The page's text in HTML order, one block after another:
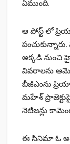
ఏముంది.
ఆ పోస్ట్ లో
అక్క‌డి నుంచి
వివ‌రాల‌ను ఆమె
బీజీఎంను
మ‌హేశ్
నెటిజ‌న్లు
ఈ సినిమా ఓ